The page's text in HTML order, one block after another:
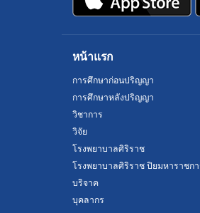
หน้าแรก
การศึกษาก่อนปริญญา
การศึกษาหลังปริญญา
วิชาการ
วิจัย
โรงพยาบาลศิริราช
โรงพยาบาลศิริราช ปิยมหาราชก
บริจาค
บุคลากร